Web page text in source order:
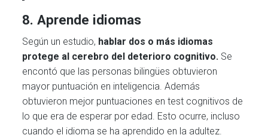
8. Aprende idiomas
Según un estudio, hablar dos o más idiomas
protege al cerebro del deterioro cognitivo. Se
encontó que las personas bilingües obtuvieron
mayor puntuación en inteligencia. Además
obtuvieron mejor puntuaciones en test cognitivos de
lo que era de esperar por edad. Esto ocurre, incluso
cuando el idioma se ha aprendido en la adultez.